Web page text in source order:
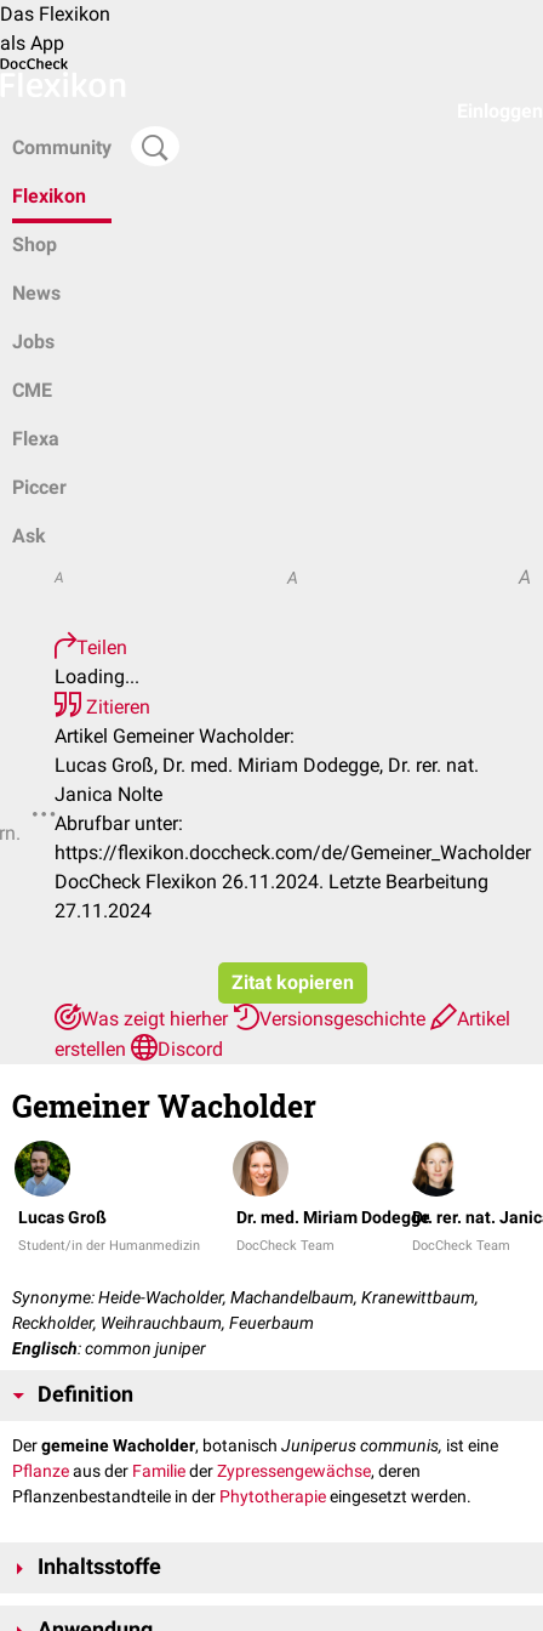
Das Flexikon
als App
Community
Flexikon
Shop
News
Jobs
CME
Flexa
Piccer
Ask
A A A
Teilen
Loading...
Zitieren
Artikel Gemeiner Wacholder:
Lucas Groß, Dr. med. Miriam Dodegge, Dr. rer. nat.
Janica Nolte
Abrufbar unter:
https://flexikon.doccheck.com/de/Gemeiner_Wacholder
DocCheck Flexikon 26.11.2024. Letzte Bearbeitung
27.11.2024
Zitat kopieren
Was zeigt hierher
Versionsgeschichte
Artikel
erstellen
Discord
Gemeiner Wacholder
Lucas Groß
Student/in der Humanmedizin
Dr. med. Miriam Dodegge
DocCheck Team
Dr. rer. nat.
DocCheck Team
Synonyme: Heide-Wacholder, Machandelbaum, Kranewittbaum,
Reckholder, Weihrauchbaum, Feuerbaum
Englisch: common juniper
Definition
Dergemeine Wacholder, botanisch Juniperus communis, ist eine
Pflanzeaus der FamiliederZypressengewächse, deren
Pflanzenbestandteile in der Phytotherapieeingesetzt werden.
Inhaltsstoffe